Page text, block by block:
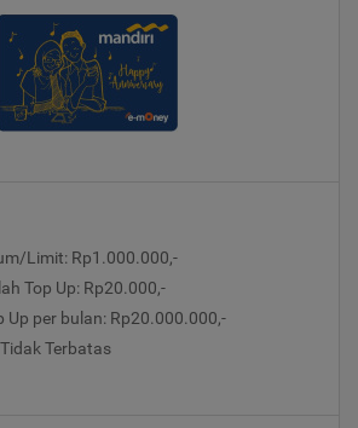
Limit: Rp1.000.000,-
Top Up: Rp20.000,-
Up per bulan: Rp20.000.000,-
Terbatas